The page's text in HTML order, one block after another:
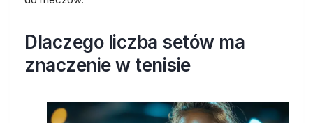
Dlaczego liczba setów ma
znaczenie w tenisie